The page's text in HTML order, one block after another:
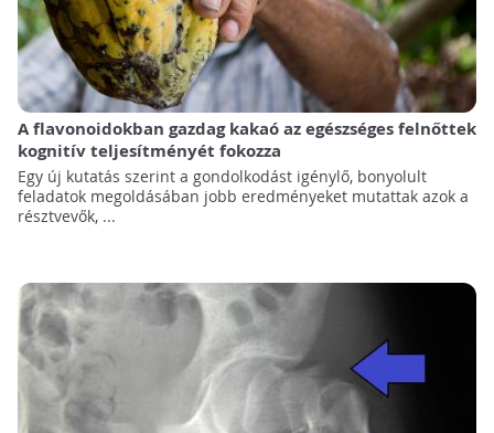
A flavonoidokban gazdag kakaó az egészséges felnőttek
kognitív teljesítményét fokozza
Egy új kutatás szerint a gondolkodást igénylő, bonyolult
feladatok megoldásában jobb eredményeket mutattak azok a
résztvevők, ...